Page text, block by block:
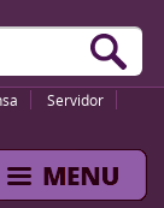
Servidor